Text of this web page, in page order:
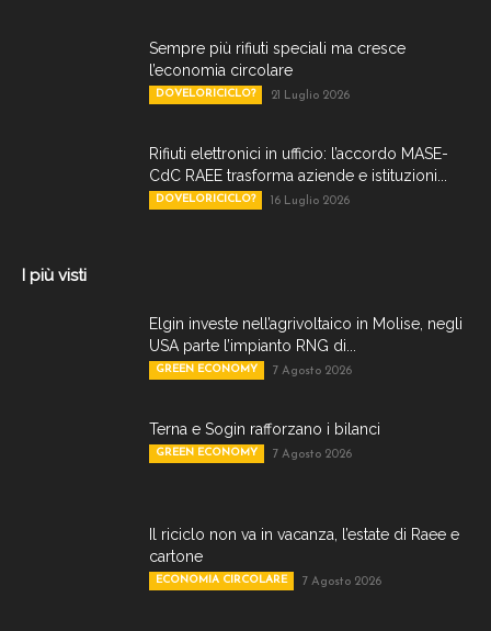
Sempre più rifiuti speciali ma cresce
l’economia circolare
DOVELORICICLO? 21 Luglio 2026
Rifiuti elettronici in ufficio: l’accordo MASE-
CdC RAEE trasforma aziende e istituzioni...
DOVELORICICLO? 16 Luglio 2026
I più visti
Elgin investe nell’agrivoltaico in Molise, negli
USA parte l’impianto RNG di...
GREEN ECONOMY 7 Agosto 2026
Terna e Sogin rafforzano i bilanci
GREEN ECONOMY 7 Agosto 2026
Il riciclo non va in vacanza, l’estate di Raee e
cartone
ECONOMIA CIRCOLARE 7 Agosto 2026